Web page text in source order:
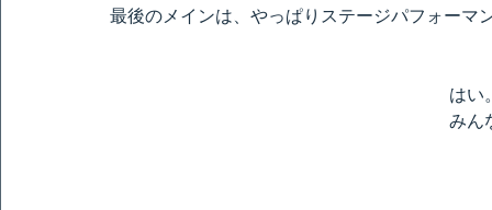
最後のメインは、やっぱりステージパフォーマ
はい
みん